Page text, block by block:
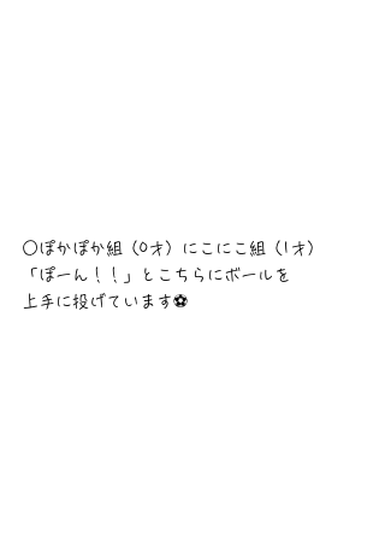
○ぽかぽか組（0才）にこにこ組（1才）
「ぽーん！！」とこちらにボールを
上手に投げています⚽️